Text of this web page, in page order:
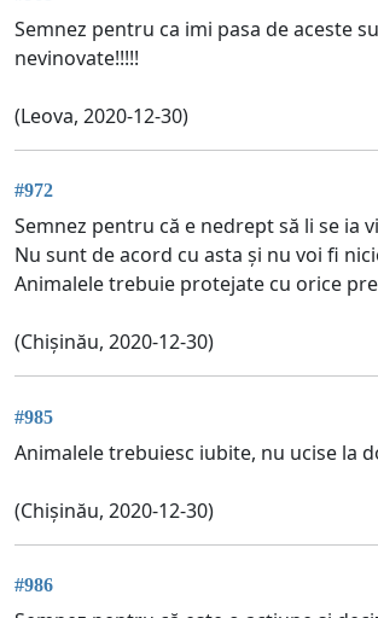
Semnez pentru ca imi pasa de aceste
nevinovate!!!!!
(Leova, 2020-12-30)
#972
Semnez pentru că e nedrept să li se ia
Nu sunt de acord cu asta și nu voi fi
Animalele trebuie protejate cu orice
(Chișinău, 2020-12-30)
#985
Animalele trebuiesc iubite, nu ucise la
(Chișinău, 2020-12-30)
#986